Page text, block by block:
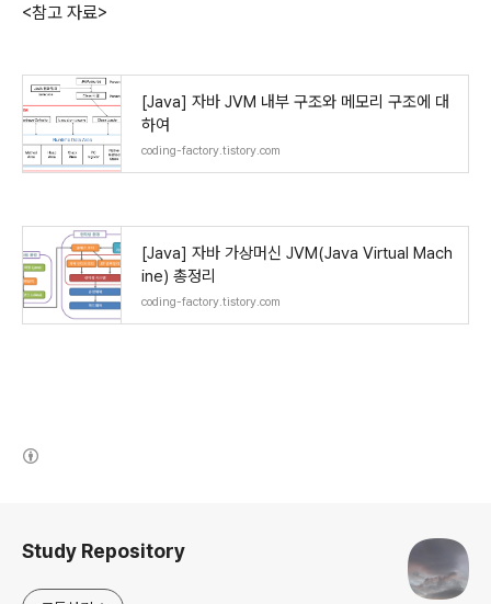
<참고 자료>
[Java] 자바 JVM 내부 구조와 메모리 구조에 대
하여
coding-factory.tistory.com
[Java] 자바 가상머신 JVM(Java Virtual Mach
ine) 총정리
coding-factory.tistory.com
Study Repository